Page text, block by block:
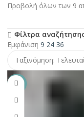
Προβολή όλων των 9
Φίλτρα
Εμφάνιση 9 24 36
-32%